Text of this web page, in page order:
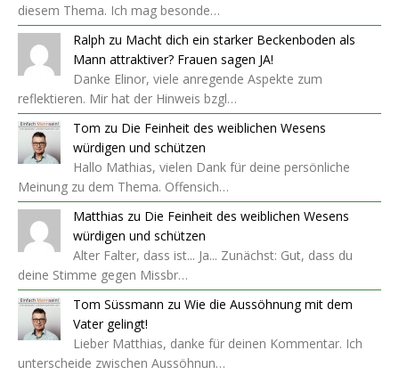
diesem Thema. Ich mag besonde…
Ralph zu Macht dich ein starker Beckenboden als
Mann attraktiver? Frauen sagen JA!
Danke Elinor, viele anregende Aspekte zum
reflektieren. Mir hat der Hinweis bzgl…
Tom zu Die Feinheit des weiblichen Wesens
würdigen und schützen
Hallo Mathias, vielen Dank für deine persönliche
Meinung zu dem Thema. Offensich…
Matthias zu Die Feinheit des weiblichen Wesens
würdigen und schützen
Alter Falter, dass ist... Ja... Zunächst: Gut, dass du
deine Stimme gegen Missbr…
Tom Süssmann zu Wie die Aussöhnung mit dem
Vater gelingt!
Lieber Matthias, danke für deinen Kommentar. Ich
unterscheide zwischen Aussöhnun…